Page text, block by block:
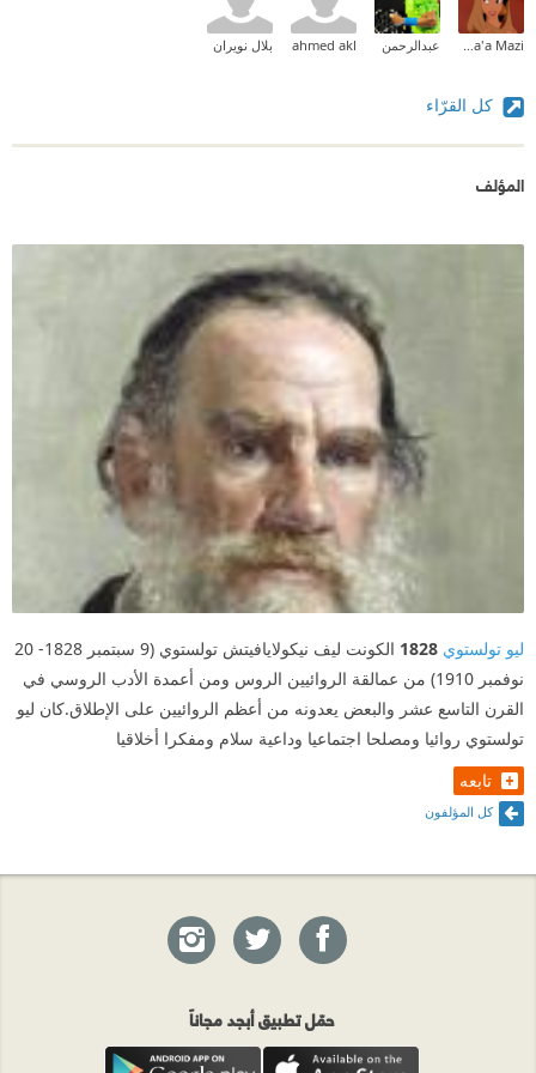
عبدالرحمن ahmed akl بلال نويران
كل القرّاء
المؤلف
ليو تولستوي 1828
الكونت ليف نيكولايافيتش تولستوي (9 سبتمبر 1828- 20
نوفمبر 1910) من عمالقة الروائيين الروس ومن أعمدة الأدب الروسي في
القرن التاسع عشر والبعض يعدونه من أعظم الروائيين على الإطلاق.كان ليو
تولستوي روائيا ومصلحا اجتماعيا وداعية سلام ومفكرا أخلاقيا
تابعه
كل المؤلفون
حمّل تطبيق أبجد مجاناً